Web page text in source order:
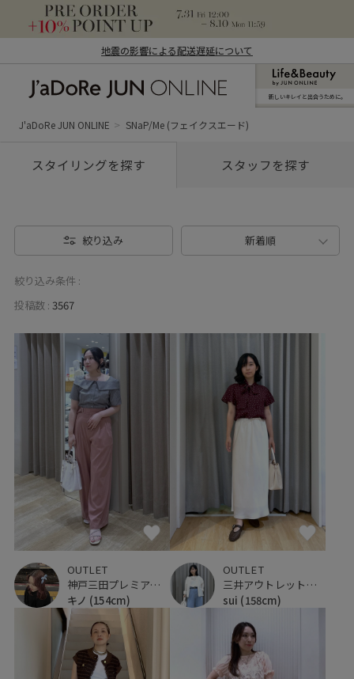
地震の影響による配送遅延について
ン オンライン）
新しいキレイと出合うために。
J'aDoRe JUN ONLINE SNaP/Me (フェイクスエード)
スタイリングを探す スタッフを探す
絞り込み 新着順
絞り込み条件 :
投稿数 : 3567
OUTLET
神戸三田プレミアム・アウトレット
キノ (154cm)
OUTLET
三井アウトレットパーク ジャズドリーム長島
sui (158cm)